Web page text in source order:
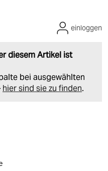
diesem Artikel ist
bei ausgewählten
hier sind sie zu finden.
einloggen